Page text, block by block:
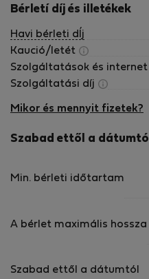
Bérletí díj és illetékek
Havi bérleti dÍj
Kaució/letét
Szolgáltatások és internet
Szolgáltatási díj
Mikor és mennyit fizetek?
Szabad ettől a dátumtól
Min. bérleti időtartam
A bérlet maximális hossza
Szabad ettől a dátumtól